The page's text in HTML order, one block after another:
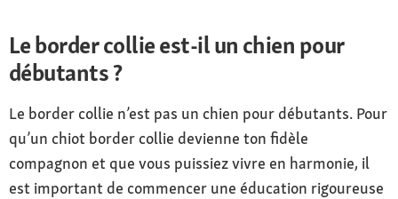
Le border collie est-il un chien pour
débutants ?
Le border collie n’est pas un chien pour débutants. Pour
qu’un chiot border collie devienne ton fidèle
compagnon et que vous puissiez vivre en harmonie, il
est important de commencer une éducation rigoureuse